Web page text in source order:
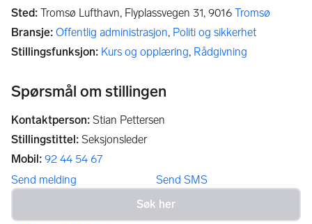
Sted: Tromsø Lufthavn, Flyplassvegen 31, 9016 Tromsø
Bransje: Offentlig administrasjon, Politi og sikkerhet
Stillingsfunksjon: Kurs og opplæring, Rådgivning
Spørsmål om stillingen
Kontaktperson: Stian Pettersen
Stillingstittel: Seksjonsleder
Mobil: 92 44 54 67
Send melding
Send SMS